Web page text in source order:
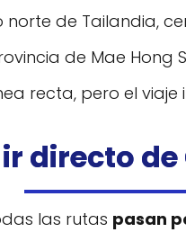
norte de Tailandia,
de Mae Hong
recta, pero el
ir directo
las rutas pasan